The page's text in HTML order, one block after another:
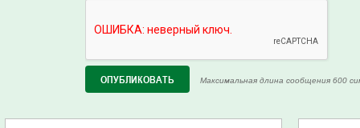
Максимальная длина сообщения 600